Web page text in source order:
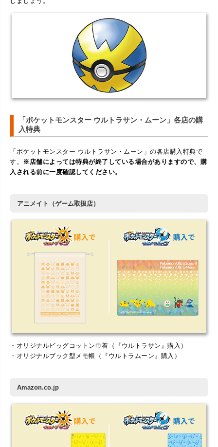
「ポケットモンスター ウルトラサン・ムーン」各店の購
入特典
「ポケットモンスター ウルトラサン・ムーン」の各店購入特典で
す。
※店舗によっては特典が終了している場合がありますので、購
入される前に一度確認してください。
アニメイト（ゲーム取扱店）
・オリジナルビッグコットン巾着（『ウルトラサン』購入）
・オリジナルブック型メモ帳（『ウルトラムーン』購入）
Amazon.co.jp